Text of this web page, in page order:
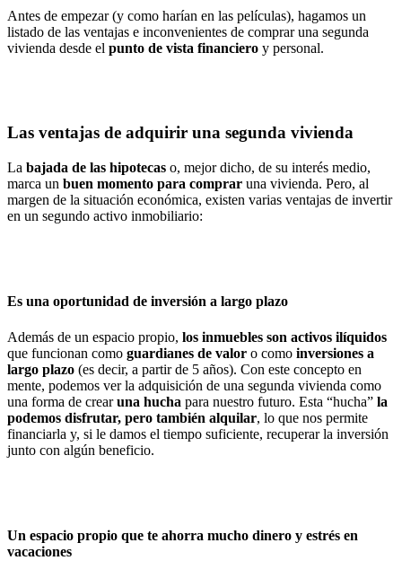
Antes de empezar (y como harían en las películas), hagamos un
listado de las ventajas e inconvenientes de comprar una segunda
vivienda desde el punto de vista financiero y personal.
Las ventajas de adquirir una segunda vivienda
La bajada de las hipotecas o, mejor dicho, de su interés medio,
marca un buen momento para comprar una vivienda. Pero, al
margen de la situación económica, existen varias ventajas de invertir
en un segundo activo inmobiliario:
Es una oportunidad de inversión a largo plazo
Además de un espacio propio, los inmuebles son activos ilíquidos
que funcionan como guardianes de valor o como inversiones a
largo plazo (es decir, a partir de 5 años). Con este concepto en
mente, podemos ver la adquisición de una segunda vivienda como
una forma de crearuna hucha para nuestro futuro. Esta “hucha” la
podemos disfrutar, pero también alquilar, lo que nos permite
financiarla y, si le damos el tiempo suficiente, recuperar la inversión
junto con algún beneficio.
Un espacio propio que te ahorra mucho dinero y estrés en
vacaciones